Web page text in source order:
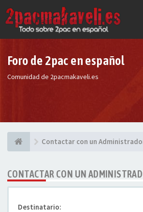
Foro de 2pac en español
Comunidad de 2pacmakaveli.es
Contactar con un
CONTACTAR CON UN
Destinatario: